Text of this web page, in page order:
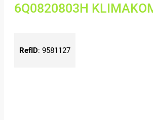
6Q0820803H
RefID: 9581127